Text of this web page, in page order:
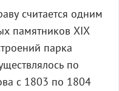
считается одним
памятников XIX
парка
по
с 1803 по 1804